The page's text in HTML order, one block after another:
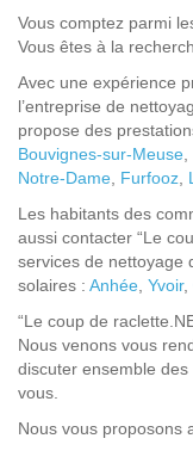
Vous comptez parmi
Vous êtes à la
Avec une expérience
l’entreprise de
propose des
Bouvignes-sur-Meuse,
Notre-Dame, Furfooz,
Les habitants des
aussi contacter “Le
services de nettoyage
solaires : Anhée, Yvoir,
“Le coup de
Nous venons vous
discuter ensemble
vous.
Nous vous proposons